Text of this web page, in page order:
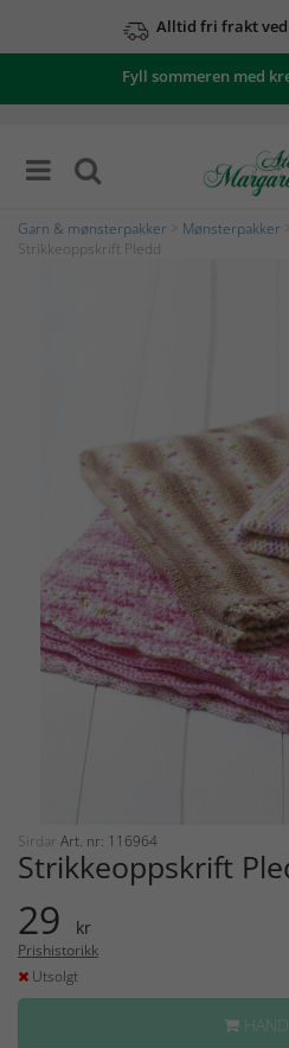
Alltid fri frakt ved
Fyll sommeren med
Garn & mønsterpakker Mønsterpakker
Strikkeoppskrift Pledd
Sirdar Art. nr: 116964
Strikkeoppskrift
29 kr
Prishistorikk
Utsolgt